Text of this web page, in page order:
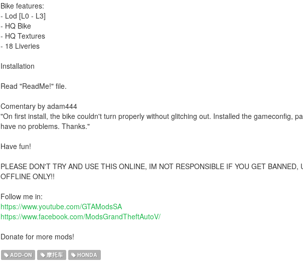
Bike features:
- Lod [L0 - L3]
- HQ Bike
- HQ Textures
- 18 Liveries
Installation
Read "ReadMe!" file.
Comentary by adam444
"On first install, the bike couldn't turn properly without glitching out. Installed the gameconfig,
have no problems. Thanks."
Have fun!
PLEASE DON'T TRY AND USE THIS ONLINE, IM NOT RESPONSIBLE IF YOU GET BANNED,
OFFLINE ONLY!!
Follow me in:
https://www.youtube.com/GTAModsSA
https://www.facebook.com/ModsGrandTheftAutoV/
Donate for more mods!
ADD-ON 摩托车 HONDA